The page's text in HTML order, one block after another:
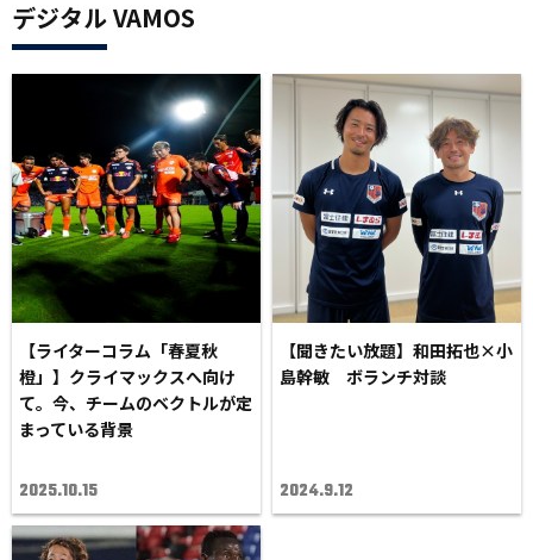
デジタル VAMOS
【ライターコラム「春夏秋
橙」】クライマックスへ向け
て。今、チームのベクトルが定
まっている背景
2025.10.15
【聞きたい放題】和田拓也×小
島幹敏 ボランチ対談
2024.9.12